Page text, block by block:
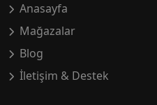
Anasayfa
Mağazalar
Blog
İletişim & Destek